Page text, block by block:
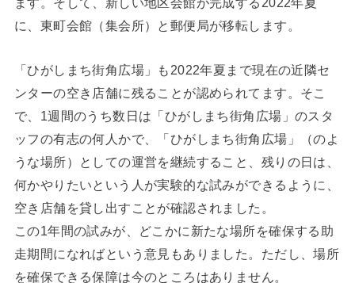
に、東町会館（集会所）と郵便局が移転します。
「ひがしまち街角広場」も2022年夏まで現在の近隣セ
ンターの空き店舗に残ることが認められてます。そこ
で、1週間のうち数日は「ひがしまち街角広場」のスタ
ッフの有志の何人かで、「ひがしまち街角広場」（のよ
うな場所）としての運営を継続すること、残りの日は、
何かやりたいという人が実験的な試みができるように、
空き店舗を貸し出すことが確認されました。
この1年間の試みが、どこかに新たな場所を確保する助
走期間になればという意見もありました。ただし、場所
を確保できる保障は今のところはありません。